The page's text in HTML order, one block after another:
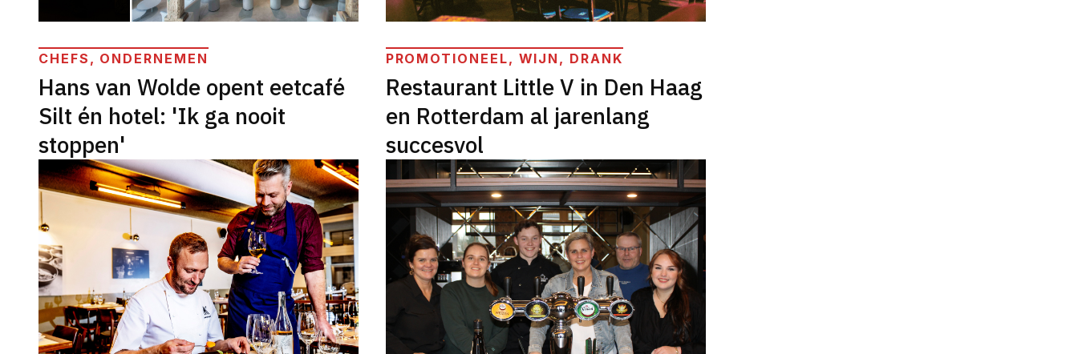
CHEFS, ONDERNEMEN
Hans van Wolde opent eetcafé
Silt én hotel: 'Ik ga nooit
stoppen'
PROMOTIONEEL, WIJN, DRANK
Restaurant Little V in Den Haag
en Rotterdam al jarenlang
succesvol